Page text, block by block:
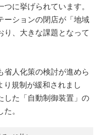
に挙げられています。
ーションの閉店が「地域
り、大きな課題となって
省人化策の検討が進めら
り規制が緩和されまし
した「自動制御装置」の
。